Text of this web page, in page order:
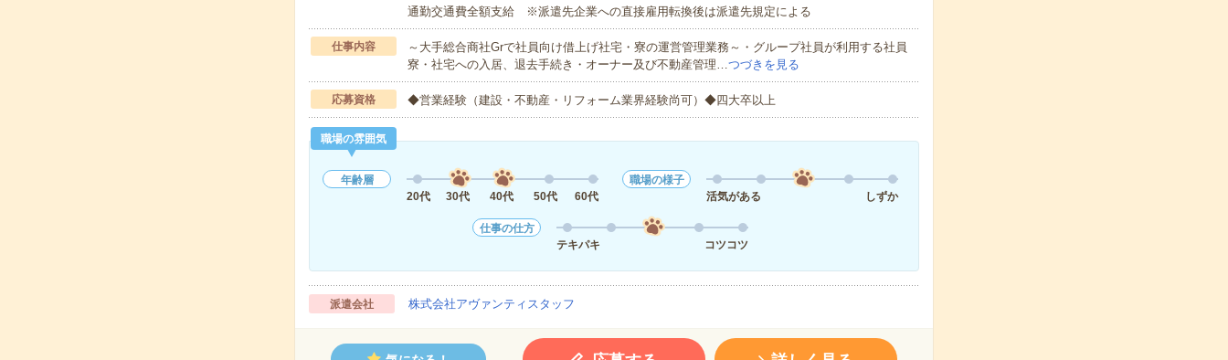
通勤交通費全額支給 ※派遣先企業への直接雇用転換後は派遣先規定による
仕事内容
～大手総合商社Grで社員向け借上げ社宅・寮の運営管理業務～・グループ社員が利用する社員
寮・社宅への入居、退去手続き・オーナー及び不動産管理…つづきを見る
応募資格 ◆営業経験（建設・不動産・リフォーム業界経験尚可）◆四大卒以上
職場の雰囲気
年齢層
20代
30代 40代 50代 60代
職場の様子
活気がある
しずか
仕事の仕方
テキパキ
コツコツ
派遣会社 株式会社アヴァンティスタッフ